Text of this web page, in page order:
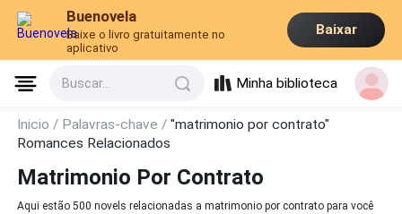
Buenovela
Baixe o livro gratuitamente no
aplicativo
Baixar
Buscar... Minha biblioteca
Inicio / Palavras-chave /"matrimonio por contrato"
Romances Relacionados
Matrimonio Por Contrato
Aqui estão 500 novels relacionadas a matrimonio por contrato para você